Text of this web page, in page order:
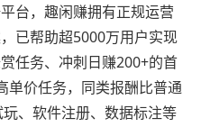
台，趣闲赚拥有正规运营
已帮助超5000万用户实现
任务、冲刺日赚200+的首
单价任务，同类报酬比普通
、软件注册、数据标注等